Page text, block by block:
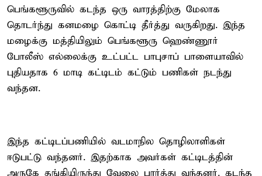
பெங்களூருவில் கடந்த ஒரு வாரத்திற்கு மேலாக
தொடர்ந்து கனமழை கொட்டி தீர்த்து வருகிறது. இந்த
மழைக்கு மத்தியிலும் பெங்களூரு ஹெண்ணூர்
போலீஸ் எல்லைக்கு உட்பட்ட பாபுசாப் பாளையாவில்
புதியதாக 6 மாடி கட்டிடம் கட்டும் பணிகள் நடந்து
வந்தன.
இந்த கட்டிடப்பணியில் வடமாநில தொழிலாளிகள்
ஈடுபட்டு வந்தனர். இதற்காக அவர்கள் கட்டிடத்தின்
அருகே தங்கியிருந்து வேலை பார்த்து வந்தனர். கடந்த